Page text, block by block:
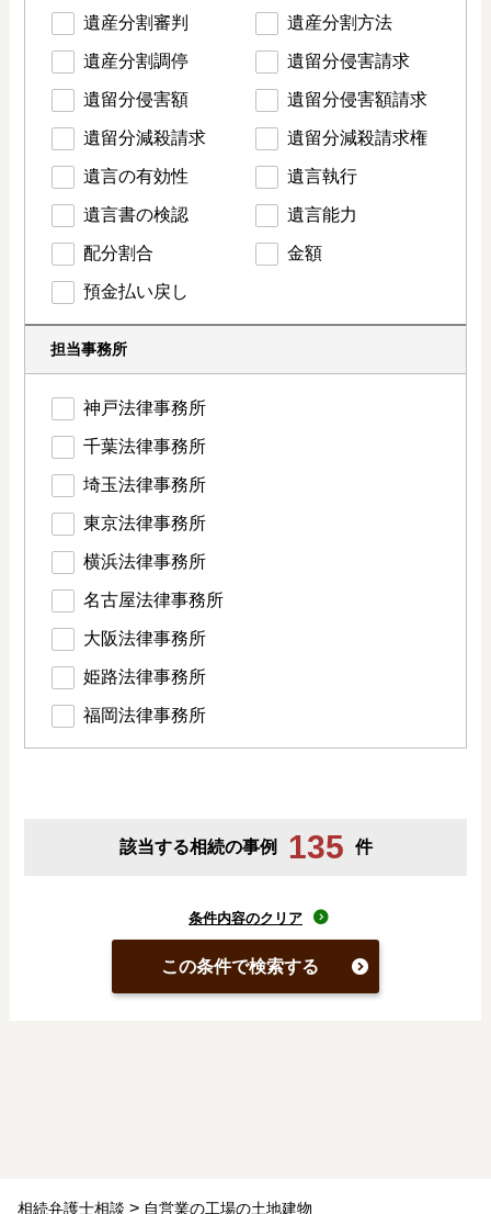
遺産分割審判 遺産分割方法
遺産分割調停 遺留分侵害請求
遺留分侵害額 遺留分侵害額請求
遺留分減殺請求 遺留分減殺請求権
遺言の有効性 遺言執行
遺言書の検認 遺言能力
配分割合 金額
預金払い戻し
担当事務所
神戸法律事務所
千葉法律事務所
埼玉法律事務所
東京法律事務所
横浜法律事務所
名古屋法律事務所
大阪法律事務所
姫路法律事務所
福岡法律事務所
該当する相続の事例 135 件
条件内容のクリア
この条件で検索する
相続弁護士相談 > 自営業の工場の土地建物